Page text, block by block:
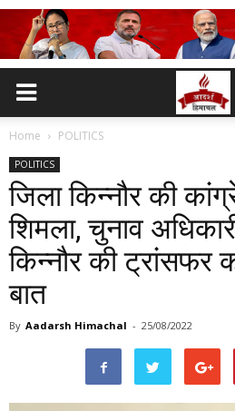
Home POLITICS
POLITICS
जिला किन्नौर की
शिमला, चुनाव
किन्नौर की ट्रांसफर
बात
By Aadarsh Himachal - 25/08/2022